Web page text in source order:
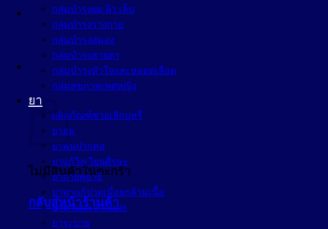
ตะกร้าสินค้า
ไม่มีสินค้าในตะกร้า
กลับสู่หน้าร้านค้า
กลุ่มบำรุงผม ผิว เล็บ
กลุ่มบำรุงร่างกาย
กลุ่มบำรุงสมอง
กลุ่มบำรุงสายตา
กลุ่มบำรุงหัวใจและหลอดเลือด
กลุ่มสุขภาพเพศหญิง
ยา
ผลิตภัณฑ์ช่วยเลิกบุหรี่
ยาอม
ยาพ่นปากคอ
ยาแก้วิงเวียนศีรษะ
ยาถ่ายพยาธิ
ยาทาแก้ปวดเมื่อยกล้ามเนื้อ
ยาทาแผล ล้างแผล
ยาระบาย